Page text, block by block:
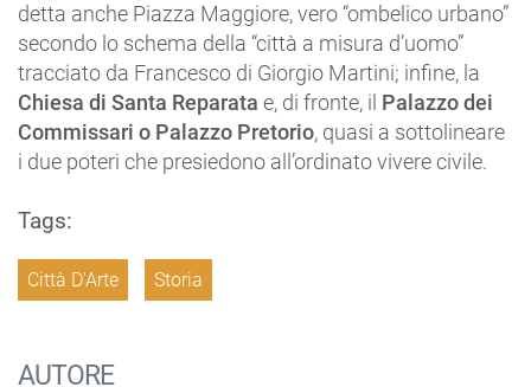
detta anche Piazza Maggiore, vero “ombelico urbano”
secondo lo schema della “città a misura d’uomo”
tracciato da Francesco di Giorgio Martini; infine, la
Chiesa di Santa Reparata e, di fronte, il Palazzo dei
Commissari o Palazzo Pretorio, quasi a sottolineare
i due poteri che presiedono all’ordinato vivere civile.
Tags:
Città D'Arte Storia
AUTORE